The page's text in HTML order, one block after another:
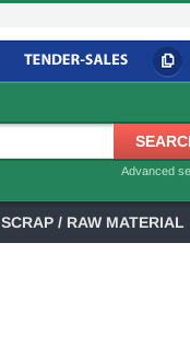
Advanced
SCRAP / RAW MATERIAL